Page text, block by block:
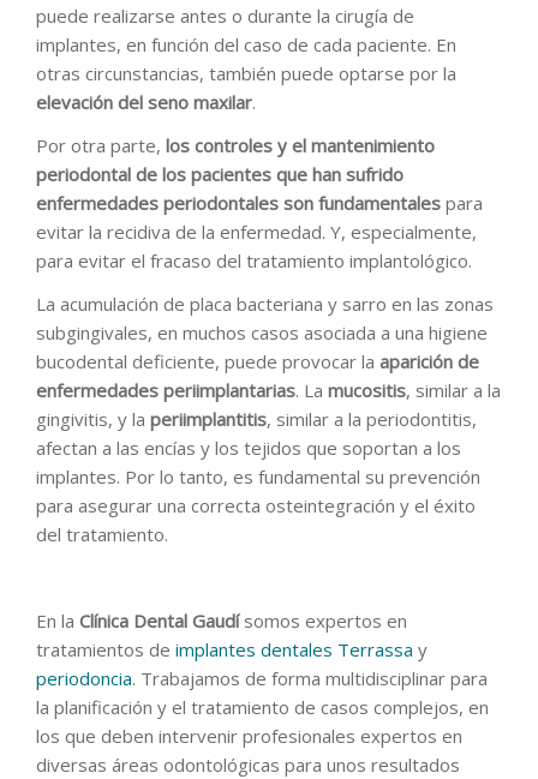
puede realizarse antes o durante la cirugía de
implantes, en función del caso de cada paciente. En
otras circunstancias, también puede optarse por la
elevación del seno maxilar.
Por otra parte, los controles y el mantenimiento
periodontal de los pacientes que han sufrido
enfermedades periodontales son fundamentales para
evitar la recidiva de la enfermedad. Y, especialmente,
para evitar el fracaso del tratamiento implantológico.
La acumulación de placa bacteriana y sarro en las zonas
subgingivales, en muchos casos asociada a una higiene
bucodental deficiente, puede provocar la aparición de
enfermedades periimplantarias. La mucositis, similar a la
gingivitis, y la periimplantitis, similar a la periodontitis,
afectan a las encías y los tejidos que soportan a los
implantes. Por lo tanto, es fundamental su prevención
para asegurar una correcta osteintegración y el éxito
del tratamiento.
En la Clínica Dental Gaudí somos expertos en
tratamientos de implantes dentales Terrassa y
periodoncia. Trabajamos de forma multidisciplinar para
la planificación y el tratamiento de casos complejos, en
los que deben intervenir profesionales expertos en
diversas áreas odontológicas para unos resultados